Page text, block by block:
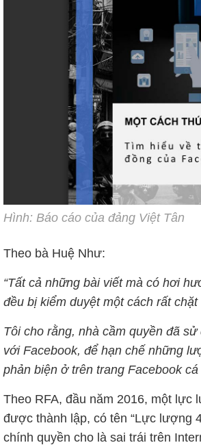
Hình: Báo cáo của đảng Việt Tân
Theo bà Huệ Như:
“Tất cả những bài viết mà có hơi
đều bị kiểm duyệt một cách rất chặt
Tôi cho rằng, nhà cầm quyền đã
với Facebook, để hạn chế những
phản biện ở trên trang Facebook cá
Theo RFA, đầu năm 2016, một lực
được thành lập, có tên “Lực lượng
chính quyền cho là sai trái trên